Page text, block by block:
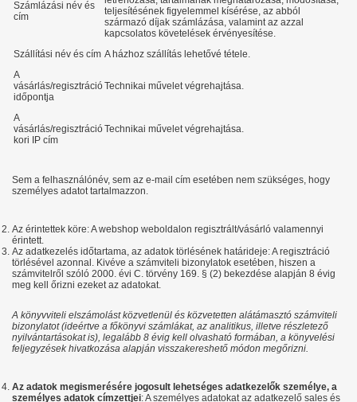
Számlázási név és
cím
teljesítésének figyelemmel kísérése, az abból
származó díjak számlázása, valamint az azzal
kapcsolatos követelések érvényesítése.
Szállítási név és cím A házhoz szállítás lehetővé tétele.
A
vásárlás/regisztráció
időpontja
Technikai művelet végrehajtása.
A
vásárlás/regisztráció
kori IP cím
Technikai művelet végrehajtása.
Sem a felhasználónév, sem az e-mail cím esetében nem szükséges, hogy
személyes adatot tartalmazzon.
Az érintettek köre: A webshop weboldalon regisztrált/vásárló valamennyi
érintett.
Az adatkezelés időtartama, az adatok törlésének határideje: A regisztráció
törlésével azonnal. Kivéve a számviteli bizonylatok esetében, hiszen a
számvitelről szóló 2000. évi C. törvény 169. § (2) bekezdése alapján 8 évig
meg kell őrizni ezeket az adatokat.
A könyvviteli elszámolást közvetlenül és közvetetten alátámasztó számviteli
bizonylatot (ideértve a főkönyvi számlákat, az analitikus, illetve részletező
nyilvántartásokat is), legalább 8 évig kell olvasható formában, a könyvelési
feljegyzések hivatkozása alapján visszakereshető módon megőrizni.
Az adatok megismerésére jogosult lehetséges adatkezelők személye, a
személyes adatok címzettjei: A személyes adatokat az adatkezelő sales és